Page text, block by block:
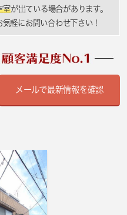
室が出ている場合があります。
軽にお問い合わせ下さい！
メールで最新情報を確認